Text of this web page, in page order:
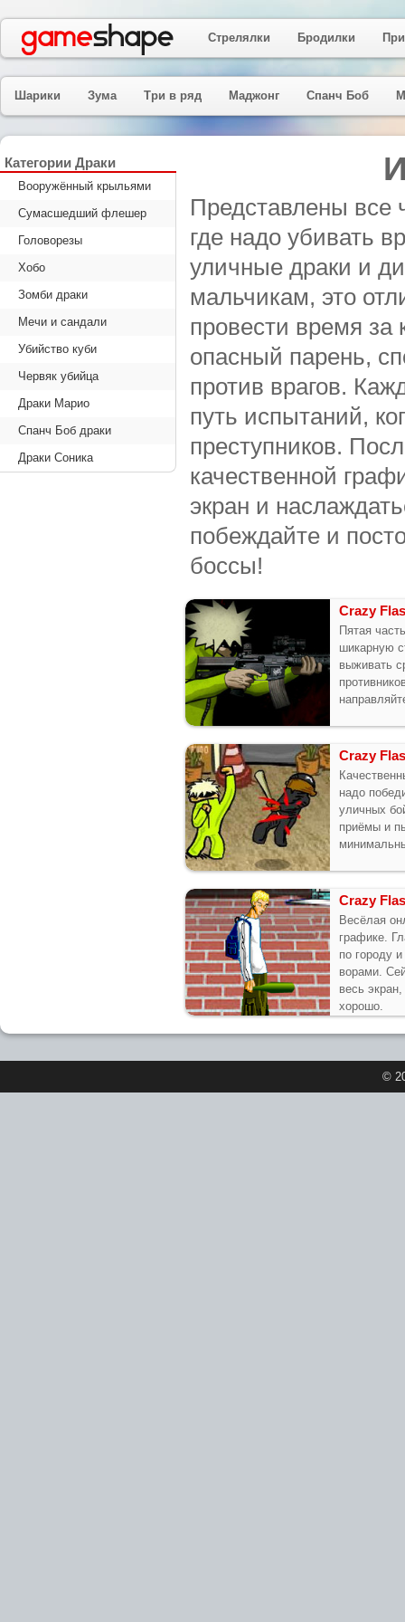
Представлены
где надо убивать
уличные драки и
мальчикам, это
провести время
опасный парень,
против врагов.
путь испытаний,
преступников.
качественной
экран и
побеждайте и
боссы!
Crazy
Пятая
шикарную
выживать
Crazy
надо
уличных
приёмы и
Crazy
Весёлая
графике.
по городу
ворами.
весь
хорошо.
Категории Драки
Вооружённый крыльями
Сумасшедший флешер
Головорезы
Хобо
Зомби драки
Мечи и сандали
Убийство куби
Червяк убийца
Драки Марио
Спанч Боб драки
Драки Соника
Стрелялки Бродилки
Шарики Зума Три в ряд Маджонг Спанч Боб
©